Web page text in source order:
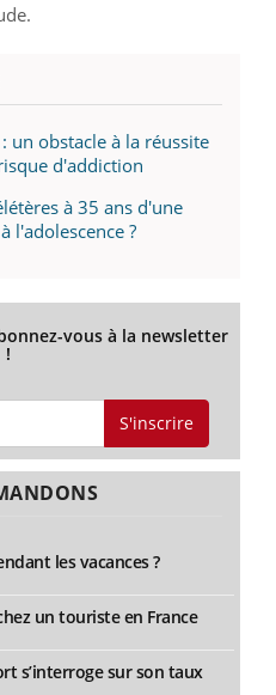
un obstacle à la réussite
d'addiction
à 35 ans d'une
l'adolescence ?
vous à la newsletter
!
S'inscrire
les vacances ?
un touriste en France
s’interroge sur son taux